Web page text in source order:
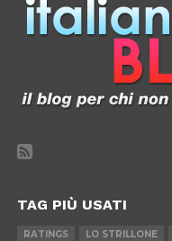
TAG PIÙ USATI
RATINGS LO STRILLONE